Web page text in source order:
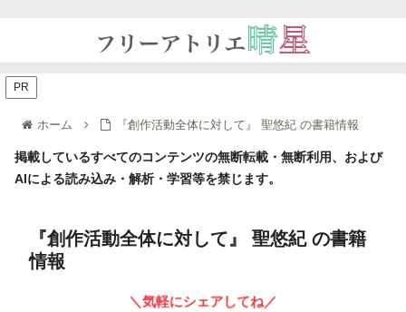
ホーム 『創作活動全体に対して』 聖悠紀 の書籍情報
掲載しているすべてのコンテンツの無断転載・無断利用、および
AIによる読み込み・解析・学習等を禁じます。
『創作活動全体に対して』 聖悠紀 の書籍
情報
＼気軽にシェアしてね／
PR